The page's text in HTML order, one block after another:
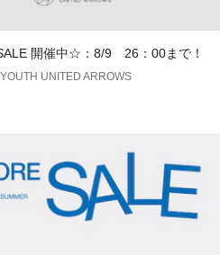
表記：M）
ステ）＞
スプレイヤーであり優れた発明家
ステが1933年に設立したプレミア
ーツ ブランド。
るワニは、ラコステの現役時代の粘
開催中☆：8/9 26：00まで！
UNITED ARROWS